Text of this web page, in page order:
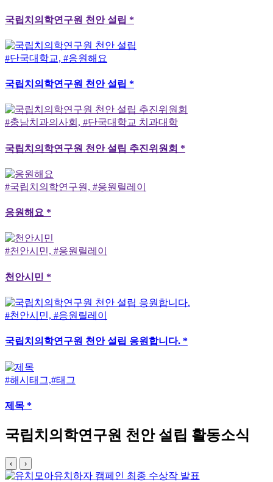
국립치의학연구원 천안 설립 *
#단국대학교, #응원해요
국립치의학연구원 천안 설립 *
#충남치과의사회, #단국대학교 치과대학
국립치의학연구원 천안 설립 추진위원회 *
#국립치의학연구원, #응원릴레이
응원해요 *
#천안시민, #응원릴레이
천안시민 *
#천안시민, #응원릴레이
국립치의학연구원 천안 설립 응원합니다. *
#해시태그,#태그
제목 *
국립치의학연구원 천안 설립 활동소식
‹ ›